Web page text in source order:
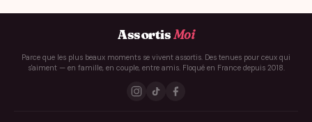
AssortisMoi
Parce que les plus beaux moments se vivent assortis. Des tenues pour ceux qui
s'aiment — en famille, en couple, entre amis. Floqué en France depuis 2018.